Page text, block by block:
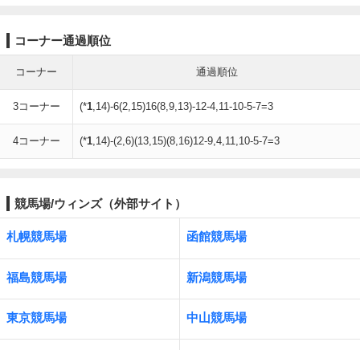
コーナー通過順位
コーナー 通過順位
3コーナー (*1,14)-6(2,15)16(8,9,13)-12-4,11-10-5-7=3
4コーナー (*1,14)-(2,6)(13,15)(8,16)12-9,4,11,10-5-7=3
競馬場/ウィンズ（外部サイト）
札幌競馬場 函館競馬場
福島競馬場 新潟競馬場
東京競馬場 中山競馬場